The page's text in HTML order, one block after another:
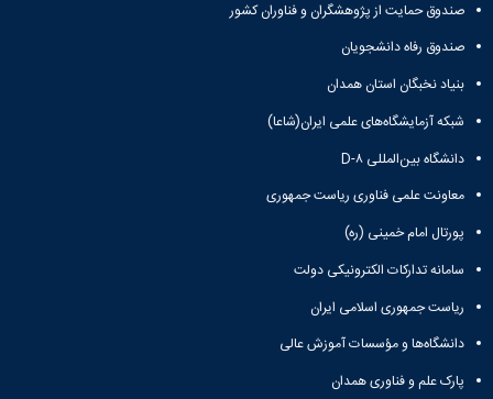
صندوق حمایت از پژوهشگران و فناوران کشور
صندوق رفاه دانشجویان
بنیاد نخبگان استان همدان
شبکه آزمایشگاه‌های علمی ایران(شاعا)
دانشگاه بین‌المللی D-۸
معاونت علمی فناوری ریاست جمهوری
پورتال امام خمینی (ره)
سامانه تدارکات الکترونیکی دولت
ریاست جمهوری اسلامی ایران
دانشگاه‌ها و مؤسسات آموزش عالی
پارک علم و فناوری همدان